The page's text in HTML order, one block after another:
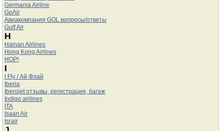
Germania Airline
GoAir
Авиакомпания GOL вопросы/ответы
Gulf Air
H
Hainan Airlines
Hong Kong Airlines
HOP!
I
I Fly / Ай Флай
Iberia
Iberojet отзывы, регистрация, багаж
Indigo airlines
ITA
Isaan Air
Israir